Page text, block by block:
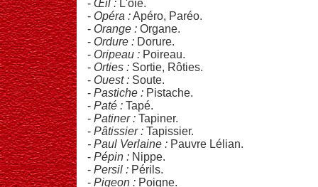
- Œil : L'oie.
- Opéra :Apéro, Paréo.
- Orange : Organe.
- Ordure : Dorure.
- Oripeau : Poireau.
- Orties : Sortie, Rôties.
- Ouest : Soute.
- Pastiche : Pistache.
- Paté : Tapé.
- Patiner : Tapiner.
- Pâtissier : Tapissier.
- Paul Verlaine : Pauvre Lélian.
- Pépin : Nippe.
- Persil : Périls.
- Pigeon : Poigne.